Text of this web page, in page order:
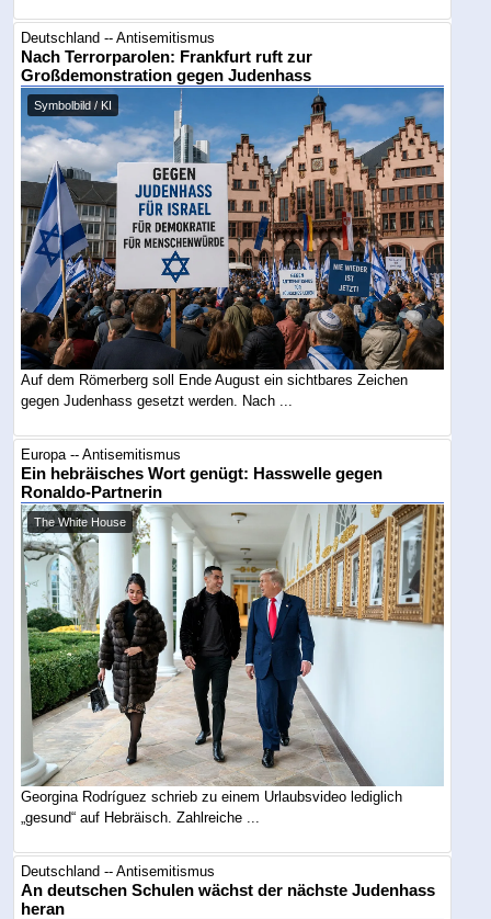
Deutschland -- Antisemitismus
Nach Terrorparolen: Frankfurt ruft zur
Großdemonstration gegen Judenhass
Symbolbild / KI
Auf dem Römerberg soll Ende August ein sichtbares Zeichen
gegen Judenhass gesetzt werden. Nach ...
Europa -- Antisemitismus
Ein hebräisches Wort genügt: Hasswelle gegen
Ronaldo-Partnerin
The White House
Georgina Rodríguez schrieb zu einem Urlaubsvideo lediglich
„gesund“ auf Hebräisch. Zahlreiche ...
Deutschland -- Antisemitismus
An deutschen Schulen wächst der nächste Judenhass
heran